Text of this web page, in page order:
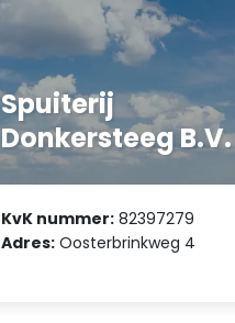
Spuiterij
Donkersteeg B.V.
KvK nummer: 82397279
Adres: Oosterbrinkweg 4